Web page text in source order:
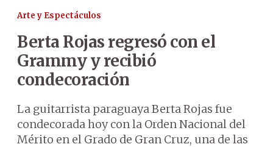
Arte y Espectáculos
Berta Rojas regresó con el
Grammy y recibió
condecoración
La guitarrista paraguaya Berta Rojas fue
condecorada hoy con la Orden Nacional del
Mérito en el Grado de Gran Cruz, una de las